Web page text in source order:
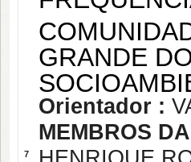
7
GRANDE
Orientador :
MEMBROS